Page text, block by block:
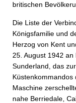
britischen
Die Liste der
Königsfamilie und
Herzog von Kent
25. August 1942
Sunderland, das
Maschine
nahe Berriedale,